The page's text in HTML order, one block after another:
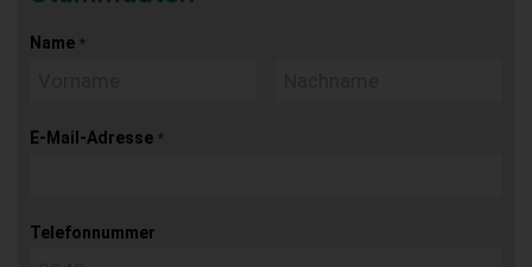
Name *
E-Mail-Adresse *
Telefonnummer